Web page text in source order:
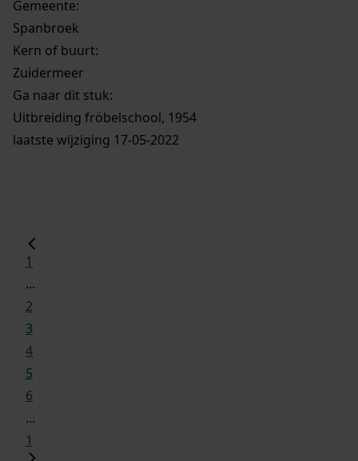
Gemeente:
Spanbroek
Kern of buurt:
Zuidermeer
Ga naar dit stuk:
Uitbreiding fröbelschool, 1954
laatste wijziging 17-05-2022
1
...
2
3
4
5
6
...
1